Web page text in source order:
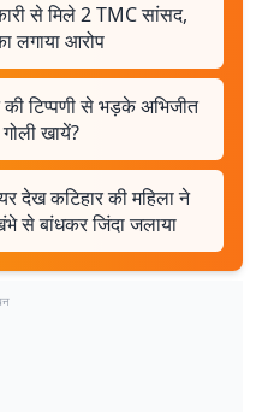
से मिले 2 TMC सांसद,
लगाया आरोप
की टिप्पणी से भड़के अभिजीत
खायें?
देख कटिहार की महिला ने
से बांधकर जिंदा जलाया